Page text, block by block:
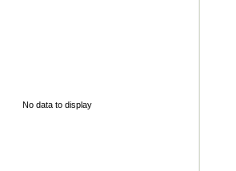
No data to display